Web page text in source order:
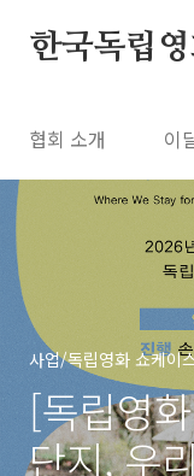
한국독립영
협회 소개 이
사업/독립영화 쇼케이
[독립영
단지, 우